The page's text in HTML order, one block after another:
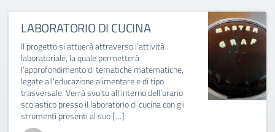
LABORATORIO DI CUCINA
Il progetto si attuerà attraverso l’attività
laboratoriale, la quale permetterà
l’approfondimento di tematiche matematiche,
legate all’educazione alimentare e di tipo
trasversale. Verrà svolto all’interno dell’orario
scolastico presso il laboratorio di cucina con gli
strumenti presenti al suo […]